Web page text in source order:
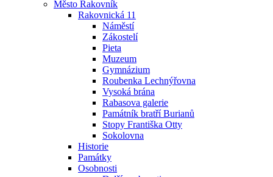
Město Rakovník
Rakovnická 11
Náměstí
Zákostelí
Pieta
Muzeum
Gymnázium
Roubenka Lechnýřovna
Vysoká brána
Rabasova galerie
Památník bratří Burianů
Stopy Františka Otty
Sokolovna
Historie
Památky
Osobnosti